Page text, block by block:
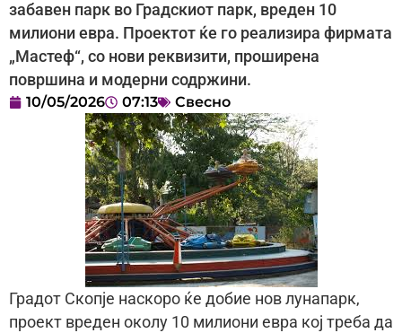
забавен парк во Градскиот парк, вреден 10
милиони евра. Проектот ќе го реализира фирмата
„Мастеф“, со нови реквизити, проширена
површина и модерни содржини.
10/05/2026 07:13 Свесно
Градот Скопје наскоро ќе добие нов лунапарк,
проект вреден околу 10 милиони евра кој треба да